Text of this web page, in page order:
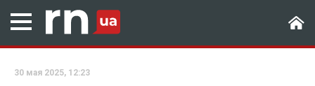
30 мая 2025, 12:23